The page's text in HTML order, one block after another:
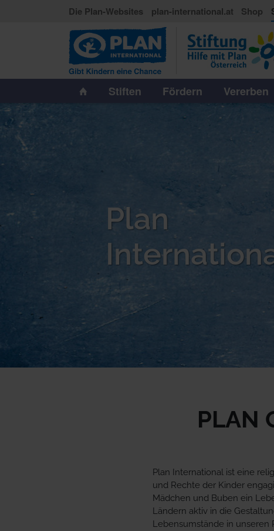
Die Plan-Websites plan-international.at Shop
Stiften Fördern Vererben
Plan
PLAN
Plan International ist eine
und Rechte der Kinder
Mädchen und Buben ein
Ländern aktiv in die
Lebensumstände in unseren